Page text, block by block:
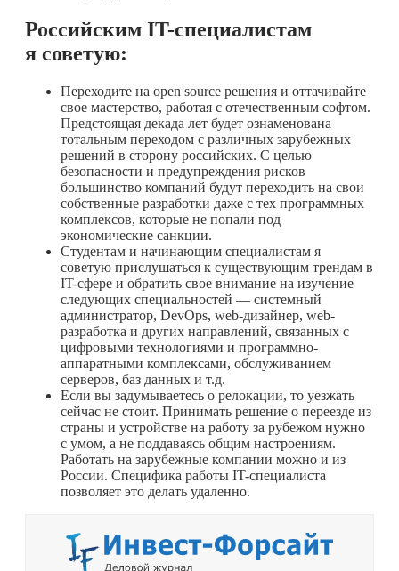
Российским IT-специалистам
я советую:
Переходите на open source решения и оттачивайте
свое мастерство, работая с отечественным софтом.
Предстоящая декада лет будет ознаменована
тотальным переходом с различных зарубежных
решений в сторону российских. С целью
безопасности и предупреждения рисков
большинство компаний будут переходить на свои
собственные разработки даже с тех программных
комплексов, которые не попали под
экономические санкции.
Студентам и начинающим специалистам я
советую прислушаться к существующим трендам в
IT-сфере и обратить свое внимание на изучение
следующих специальностей — системный
администратор, DevOps, web-дизайнер, web-
разработка и других направлений, связанных с
цифровыми технологиями и программно-
аппаратными комплексами, обслуживанием
серверов, баз данных и т.д.
Если вы задумываетесь о релокации, то уезжать
сейчас не стоит. Принимать решение о переезде из
страны и устройстве на работу за рубежом нужно
с умом, а не поддаваясь общим настроениям.
Работать на зарубежные компании можно и из
России. Специфика работы IT-специалиста
позволяет это делать удаленно.